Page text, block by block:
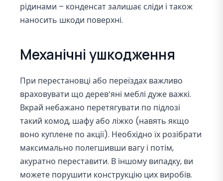
рідинами – конденсат залишає сліди і також
наносить шкоди поверхні.
Механічні ушкодження
При перестановці або переїздах важливо
враховувати що дерев’яні меблі дуже важкі.
Вкрай небажано перетягувати по підлозі
такий комод, шафу або ліжко (навять якщо
воно куплене по акції). Необхідно їх розібрати
максимально полегшивши вагу і потім,
акуратно переставити. В іншому випадку, ви
можете порушити конструкцію цих виробів.